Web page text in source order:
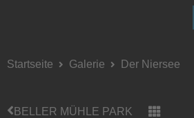
Startseite Galerie Der Niersee
BELLER MÜHLE PARK